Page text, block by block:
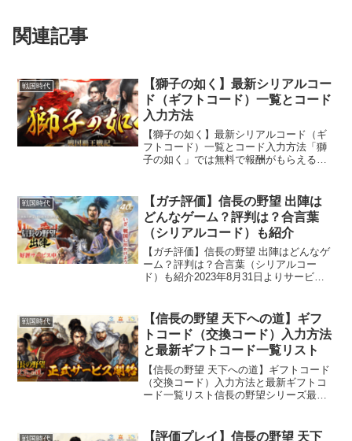
関連記事
戦国時代
【獅子の如く】最新シリアルコー
ド（ギフトコード）一覧とコード
入力方法
【獅子の如く】最新シリアルコード（ギ
フトコード）一覧とコード入力方法「獅
子の如く」では無料で報酬がもらえるシ
金でも楽しめるようになっていますの
で、ぜひチェックしておきま...
戦国時代
【ガチ評価】信長の野望 出陣は
どんなゲーム？評判は？合言葉
（シリアルコード）も紹介
【ガチ評価】信長の野望 出陣はどんなゲ
ーム？評判は？合言葉（シリアルコー
ド）も紹介2023年8月31日よりサービス
これまで位置情報ゲームを遊んだことが
なかった人でも楽...
戦国時代
【信長の野望 天下への道】ギフ
トコード（交換コード）入力方法
と最新ギフトコード一覧リスト
【信長の野望 天下への道】ギフトコード
（交換コード）入力方法と最新ギフトコ
ード一覧リスト信長の野望シリーズ最新
ています。そこでギフトコードの入力方
戦国時代 【評価プレイ】信長の野望 天下